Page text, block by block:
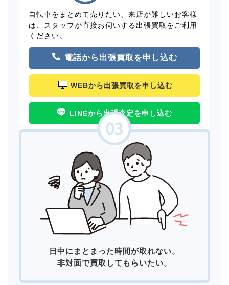
自転車をまとめて売りたい、来店が難しいお客様
は、スタッフが直接お伺いする出張買取をご利用
ください。
電話から出張買取を申し込む
WEBから出張買取を申し込む
LINEから出張査定を申し込む
日中にまとまった時間が取れない。
非対面で買取してもらいたい。